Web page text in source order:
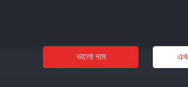
ভালো দাম